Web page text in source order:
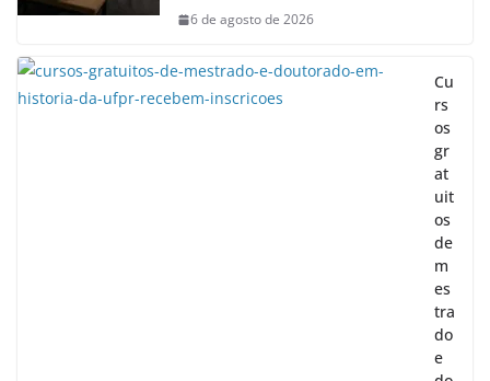
6 de agosto de 2026
Cu
rs
os
gr
at
uit
os
de
m
es
tra
do
e